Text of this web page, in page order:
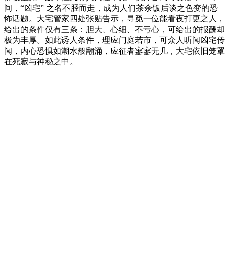
间，“凶宅” 之名不胫而走，成为人们茶余饭后谈之色变的恐
怖话题。大宅管家四处张贴告示，寻觅一位能看夜打更之人，
给出的条件仅有三条：胆大、心细、不亏心，可给出的报酬却
极为丰厚。如此诱人条件，理应门庭若市，可众人听闻凶宅传
闻，内心恐惧如潮水般翻涌，应征者寥寥无几，大宅依旧笼罩
在死寂与神秘之中。